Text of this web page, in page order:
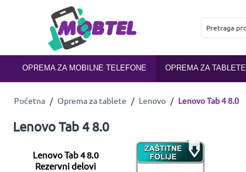
OPREMA ZA MOBILNE TELEFONE OPREMA ZA TABLETE
Početna / Oprema za tablete / Lenovo / Lenovo Tab 4 8.0
Lenovo Tab 4 8.0
Lenovo Tab 4 8.0
Rezervni delovi